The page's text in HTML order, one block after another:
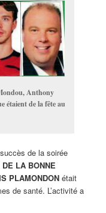
Anthony
étaient de la fête au
de la soirée
LA BONNE
PLAMONDONétait
de santé. L’activité a